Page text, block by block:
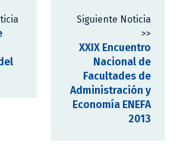
Siguiente Noticia
>>
XXIX Encuentro
Nacional de
Facultades de
Administración y
Economía ENEFA
2013